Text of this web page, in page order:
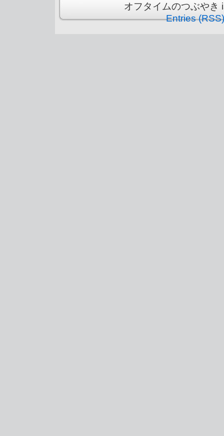
オフタイムのつぶや
Entries (RSS)